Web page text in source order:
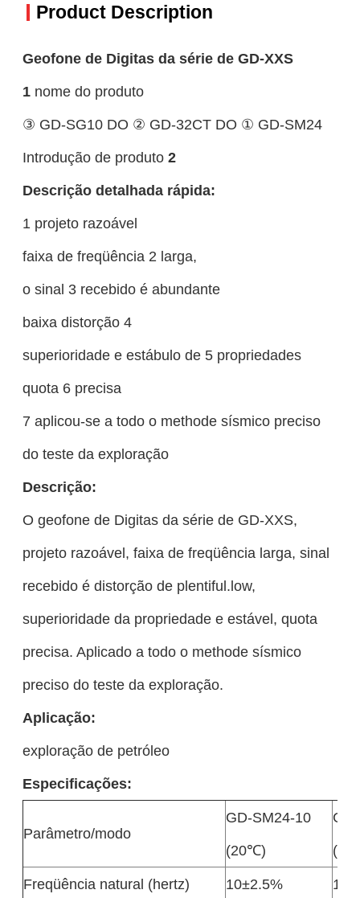
Product Description
Geofone de Digitas da série de GD-XXS
1nome do produto
③ GD-SG10 DO ② GD-32CT DO ① GD-SM24
Introdução de produto 2
Descrição detalhada rápida:
1 projeto razoável
faixa de freqüência 2 larga,
o sinal 3 recebido é abundante
baixa distorção 4
superioridade e estábulo de 5 propriedades
quota 6 precisa
7 aplicou-se a todo o methode sísmico preciso
do teste da exploração
Descrição:
O geofone de Digitas da série de GD-XXS,
projeto razoável, faixa de freqüência larga, sinal
recebido é distorção de plentiful.low,
superioridade da propriedade e estável, quota
precisa. Aplicado a todo o methode sísmico
preciso do teste da exploração.
Aplicação:
exploração de petróleo
Especificações:
Parâmetro/modo
GD-SM24-10
(20℃)
Freqüência natural (hertz)
10±2.5%